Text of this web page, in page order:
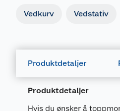
Vedkurv Vedstativ
Produktdetaljer
Produktdetaljer
Hvis du ønsker å